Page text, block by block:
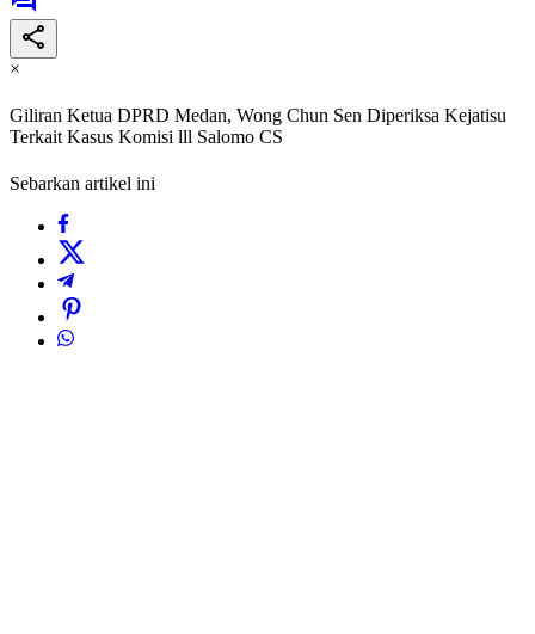
×
Giliran Ketua DPRD Medan, Wong Chun Sen Diperiksa Kejatisu
Terkait Kasus Komisi lll Salomo CS
Sebarkan artikel ini